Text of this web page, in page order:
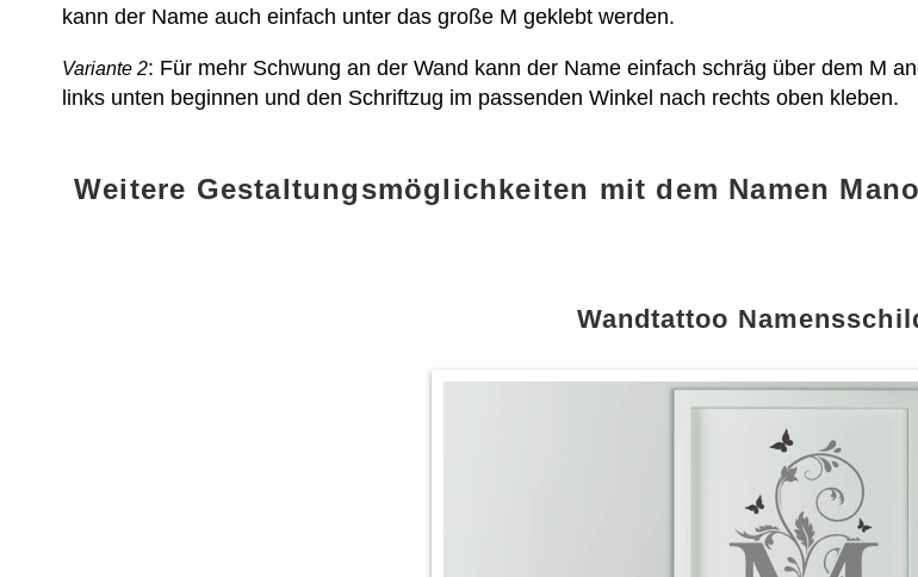
kann der Name auch einfach unter das große M geklebt werden.
Variante 2: Für mehr Schwung an der Wand kann der Name einfach schräg über dem M
links unten beginnen und den Schriftzug im passenden Winkel nach rechts oben kleben.
Weitere Gestaltungsmöglichkeiten mit dem Namen
Wandtattoo